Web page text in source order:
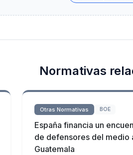
Normativas
Otras Normativas BOE
España financia un
de defensores del medio
Guatemala